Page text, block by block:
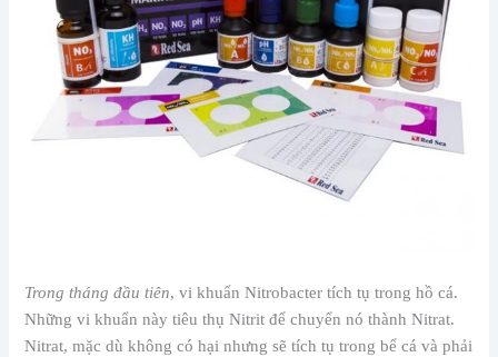
Trong tháng đầu tiên, vi khuẩn Nitrobacter tích tụ trong hồ cá.
Những vi khuẩn này tiêu thụ Nitrit để chuyển nó thành Nitrat.
Nitrat, mặc dù không có hại nhưng sẽ tích tụ trong bể cá và phải